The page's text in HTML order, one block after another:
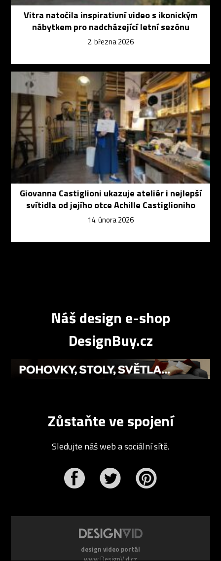
Vitra natočila inspirativní video s ikonickým
nábytkem pro nadcházející letní sezónu
2. března 2026
Giovanna Castiglioni ukazuje ateliér i nejlepší
svítidla od jejího otce Achille Castiglioniho
14. února 2026
Náš design e-shop
DesignBuy.cz
Zůstaňte ve spojení
Sledujte náš web a sociální sítě.
design video portál